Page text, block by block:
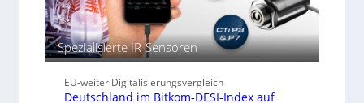
i
s
c
h
b
e
s
Spezialisierte IR-Sensoren
EU-weiter Digitalisierungsvergleich
Deutschland im Bitkom-DESI-Index auf